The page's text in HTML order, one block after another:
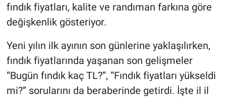
fındık fiyatları, kalite ve randıman farkına göre
değişkenlik gösteriyor.
Yeni yılın ilk ayının son günlerine yaklaşılırken,
fındık fiyatlarında yaşanan son gelişmeler
“Bugün fındık kaç TL?”, “Fındık fiyatları yükseldi
mi?” sorularını da beraberinde getirdi. İşte il il